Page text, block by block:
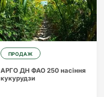
ПРОДАЖ
АРГО ДН ФАО 250 насіння
кукурудзи